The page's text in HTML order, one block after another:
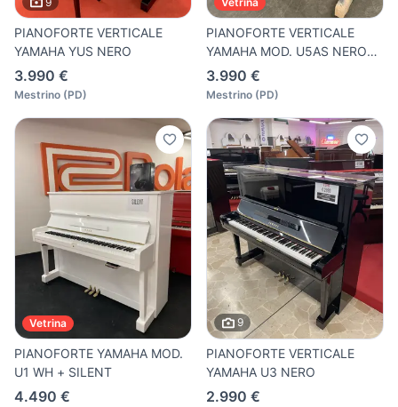
PIANOFORTE VERTICALE
YAMAHA YUS NERO
3.990 €
Mestrino (PD)
PIANOFORTE VERTICALE
YAMAHA MOD. U5AS NERO
LUCIDO
3.990 €
Mestrino (PD)
Vetrina
PIANOFORTE YAMAHA MOD.
U1 WH + SILENT
4.490 €
9
PIANOFORTE VERTICALE
YAMAHA U3 NERO
2.990 €